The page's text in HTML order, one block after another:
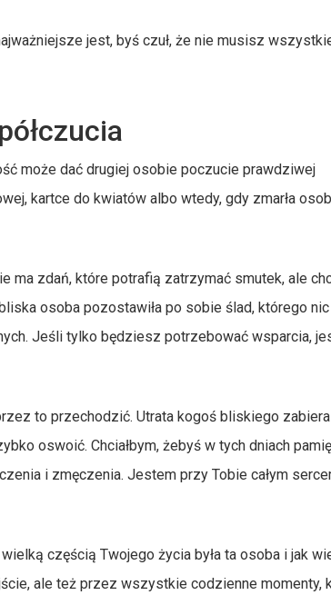
jest, byś czuł, że nie musisz
może dać drugiej osobie poczucie prawdziwej
kartce do kwiatów albo wtedy, gdy zmarła
ma zdań, które potrafią zatrzymać smutek, ale
osoba pozostawiła po sobie ślad, którego
Jeśli tylko będziesz potrzebować wsparcia,
to przechodzić. Utrata kogoś bliskiego zabiera
oswoić. Chciałbym, żebyś w tych dniach
i zmęczenia. Jestem przy Tobie całym
częścią Twojego życia była ta osoba i jak
ale też przez wszystkie codzienne momenty,